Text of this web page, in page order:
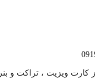
کارت ویزیت ، تراکت و بنر